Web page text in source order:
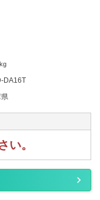
kg
DA16T
い。